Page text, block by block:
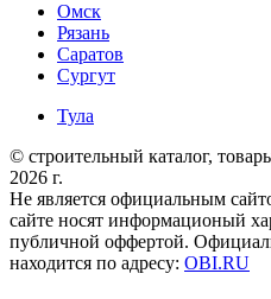
Омск
Рязань
Саратов
Сургут
Тула
© строительный каталог,
2026 г.
Не является официальным
сайте носят информационый
публичной оффертой.
находится по адресу: OBI.RU